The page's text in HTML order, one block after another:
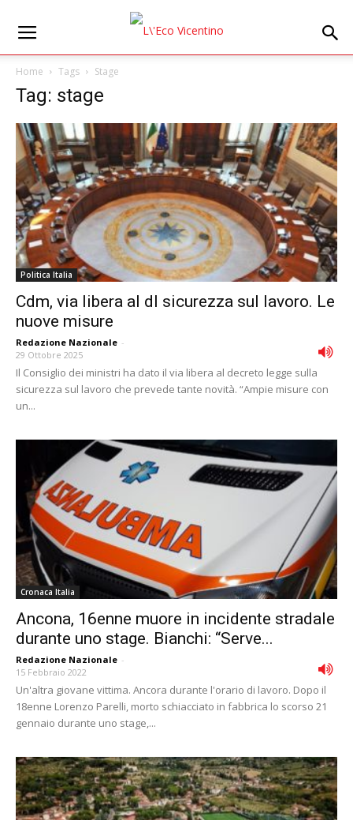
Home Tags Stage
Tag: stage
Politica Italia
Cdm, via libera al dl sicurezza sul lavoro. Le
nuove misure
Redazione Nazionale -
29 Ottobre 2025
Il Consiglio dei ministri ha dato il via libera al decreto legge sulla
sicurezza sul lavoro che prevede tante novità. “Ampie misure con
un...
Cronaca Italia
Ancona, 16enne muore in incidente stradale
durante uno stage. Bianchi: “Serve...
Redazione Nazionale -
15 Febbraio 2022
Un'altra giovane vittima. Ancora durante l'orario di lavoro. Dopo il
18enne Lorenzo Parelli, morto schiacciato in fabbrica lo scorso 21
gennaio durante uno stage,...